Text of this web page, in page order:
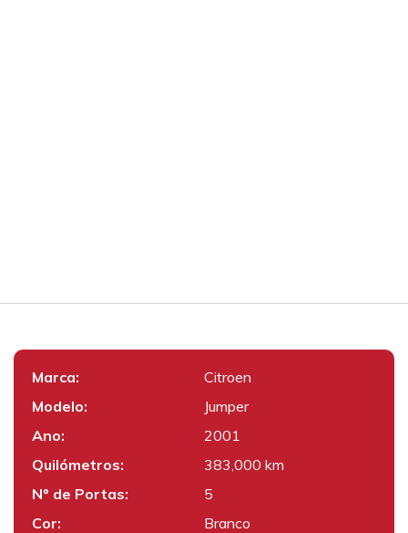
Marca:
Citroen
Modelo:
Jumper
Ano:
2001
Quilómetros:
383,000 km
Nº de Portas:
5
Cor:
Branco